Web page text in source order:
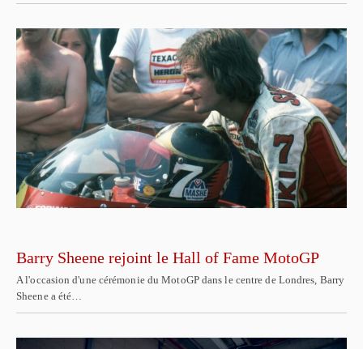
Barry Sheene rejoint le Hall of Fame MotoGP
A l'occasion d'une cérémonie du MotoGP dans le centre de Londres, Barry
Sheene a été…